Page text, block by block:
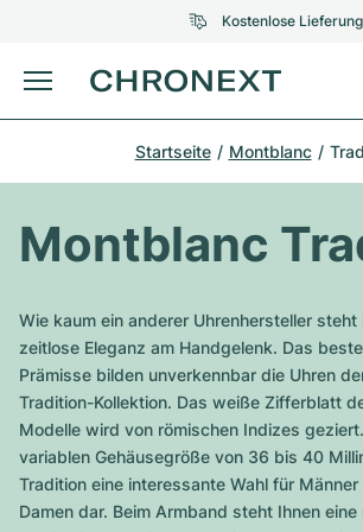
Kostenlose Lieferung
Menü
Uhr kaufen
AUSGEWÄHLTE MARKEN
Alle Rolex Modelle
Top-Modelle
Air-King
Omega
Alle Omega Modelle
Top-Modelle
Patek Philippe
Alle Patek Philippe Modelle
Top-Modelle
Audemars Piguet
Alle Audemars Piguet Modelle
Cartier
Breitling
Schmuck
AUSGEWÄHLTE MARKEN
Tiffany
Louis Vuitton
Gebauer & Gebauer
Van Cleef & Arpels
Bvlgari
Neuzugänge
Service
Startseite Montblanc
Montblanc
Wie kaum ein anderer Uhrenhersteller
zeitlose Eleganz am Handgelenk. Das
Prämisse bilden unverkennbar die Uhren
Tradition-Kollektion. Das weiße Zifferblatt
Modelle wird von römischen Indizes
variablen Gehäusegröße von 36 bis 40
Tradition eine interessante Wahl für
Damen dar. Beim Armband steht Ihnen